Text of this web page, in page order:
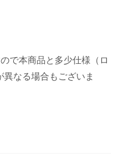
で本商品と多少仕様（ロ
なる場合もございま